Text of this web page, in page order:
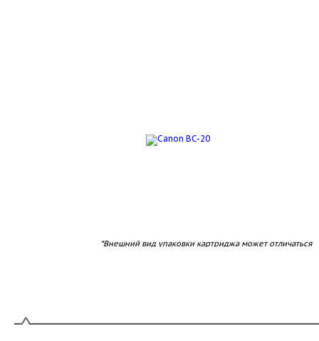
*Внешний вид упаковки картриджа может отличаться